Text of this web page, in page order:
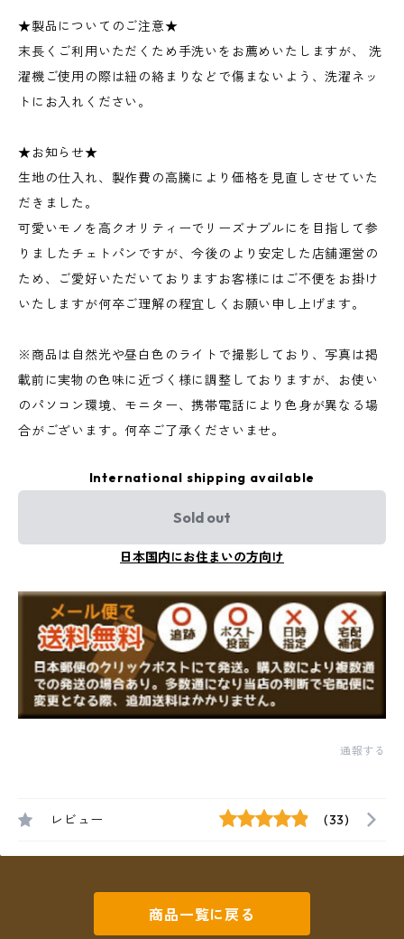
★製品についてのご注意★
末長くご利用いただくため手洗いをお薦めいたしますが、 洗
濯機ご使用の際は紐の絡まりなどで傷まないよう、洗濯ネッ
トにお入れください。
★お知らせ★
生地の仕入れ、製作費の高騰により価格を見直しさせていた
だきました。
可愛いモノを高クオリティーでリーズナブルにを目指して参
りましたチェトパンですが、今後のより安定した店舗運営の
ため、ご愛好いただいておりますお客様にはご不便をお掛け
いたしますが何卒ご理解の程宜しくお願い申し上げます。
※商品は自然光や昼白色のライトで撮影しており、写真は掲
載前に実物の色味に近づく様に調整しておりますが、お使い
のパソコン環境、モニター、携帯電話により色身が異なる場
合がございます。何卒ご了承くださいませ。
International shipping available
Sold out
日本国内にお住まいの方向け
通報する
レビュー (33)
商品一覧に戻る